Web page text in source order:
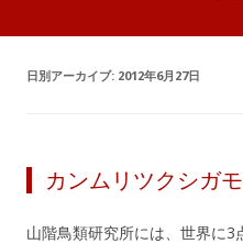
日別アーカイブ: 2012年6月27日
カンムリツクシガ
山階鳥類研究所には、世界に3